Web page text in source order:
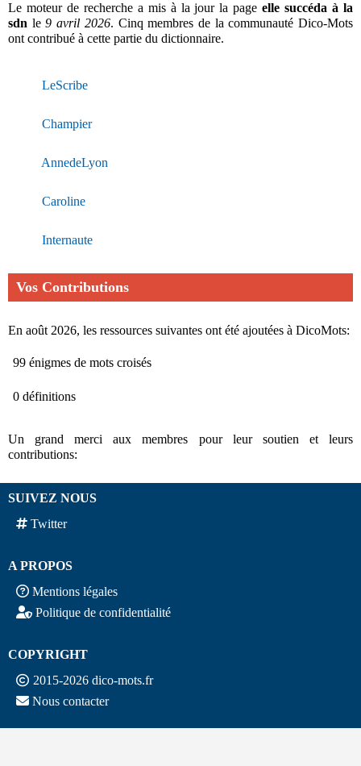
Le moteur de recherche a mis à la jour la pageelle succéda à la
sdn le9 avril 2026. Cinq membres de la communauté Dico-Mots
ont contribué à cette partie du dictionnaire.
LeScribe
Champier
AnnedeLyon
Caroline
Internaute
Vos Contributions
En août 2026, les ressources suivantes ont été ajoutées à DicoMots:
99 énigmes de mots croisés
0 définitions
Un grand merci aux membres pour leur soutien et leurs
contributions:
SUIVEZ NOUS
Twitter
A PROPOS
Mentions légales
Politique de confidentialité
COPYRIGHT
2015-2026 dico-mots.fr
Nous contacter